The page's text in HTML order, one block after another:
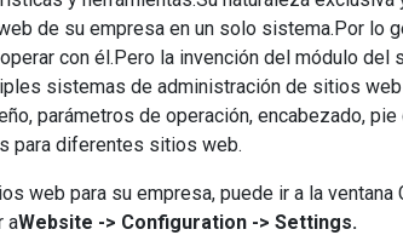
de su empresa en un solo sistema.Por lo
con él.Pero la invención del módulo
sistemas de administración de sitios
parámetros de operación, encabezado,
para diferentes sitios web.
web para su empresa, puede ir a la
aWebsite -> Configuration -> Settings.